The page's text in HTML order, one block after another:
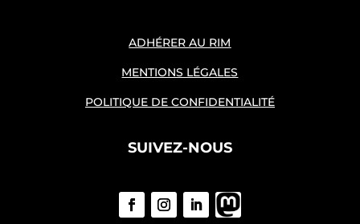
ADHÉRER AU RIM
MENTIONS LÉGALES
POLITIQUE DE CONFIDENTIALITÉ
SUIVEZ-NOUS